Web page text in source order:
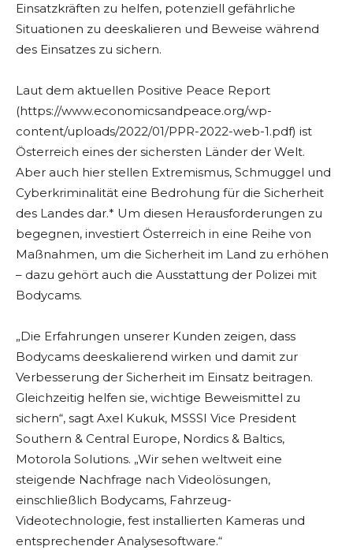
Einsatzkräften zu helfen, potenziell gefährliche
Situationen zu deeskalieren und Beweise während
des Einsatzes zu sichern.
Laut dem aktuellen Positive Peace Report
(https://www.economicsandpeace.org/wp-
content/uploads/2022/01/PPR-2022-web-1.pdf) ist
Österreich eines der sichersten Länder der Welt.
Aber auch hier stellen Extremismus, Schmuggel und
Cyberkriminalität eine Bedrohung für die Sicherheit
des Landes dar.* Um diesen Herausforderungen zu
begegnen, investiert Österreich in eine Reihe von
Maßnahmen, um die Sicherheit im Land zu erhöhen
– dazu gehört auch die Ausstattung der Polizei mit
Bodycams.
„Die Erfahrungen unserer Kunden zeigen, dass
Bodycams deeskalierend wirken und damit zur
Verbesserung der Sicherheit im Einsatz beitragen.
Gleichzeitig helfen sie, wichtige Beweismittel zu
sichern“, sagt Axel Kukuk, MSSSI Vice President
Southern & Central Europe, Nordics & Baltics,
Motorola Solutions. „Wir sehen weltweit eine
steigende Nachfrage nach Videolösungen,
einschließlich Bodycams, Fahrzeug-
Videotechnologie, fest installierten Kameras und
entsprechender Analysesoftware.“